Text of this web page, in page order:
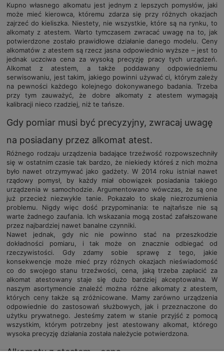
Kupno własnego alkomatu jest jednym z lepszych pomysłów, jaki
może mieć kierowca, któremu zdarza się przy różnych okazjach
zajrzeć do kieliszka. Niestety, nie wszystkie, które są na rynku, to
alkomaty z atestem. Warto tymczasem zwracać uwagę na to, jak
potwierdzone zostało prawidłowe działanie danego modelu. Ceny
alkomatów z atestem są rzecz jasna odpowiednio wyższe – jest to
jednak uczciwa cena za wysoką precyzję pracy tych urządzeń.
Alkomat z atestem, a także poddawany odpowiedniemu
serwisowaniu, jest takim, jakiego powinni używać ci, którym zależy
na pewności każdego kolejnego dokonywanego badania. Trzeba
przy tym zauważyć, że dobre alkomaty z atestem wymagają
kalibracji nieco rzadziej, niż te tańsze.
Gdy pomiar musi być precyzyjny, zwracaj uwagę
na posiadany przez alkomat atest.
Różnego rodzaju urządzenia badające trzeźwość rozpowszechniły
się w ostatnim czasie tak bardzo, że niekiedy któreś z nich można
było nawet otrzymywać jako gadżety. W 2014 roku istniał nawet
rządowy pomysł, by każdy miał obowiązek posiadania takiego
urządzenia w samochodzie. Argumentowano wówczas, że są one
już przecież niezwykle tanie. Pokazało to skalę niezrozumienia
problemu. Nigdy więc dość przypominania: te najtańsze nie są
warte żadnego zaufania. Ich wskazania mogą zostać zafałszowane
przez najbardziej nawet banalne czynniki.
Nawet jednak, gdy nic nie powinno stać na przeszkodzie
dokładności pomiaru, i tak może on znacznie odbiegać od
rzeczywistości. Gdy zdamy sobie sprawę z tego, jakie
konsekwencje może mieć przy różnych okazjach nieświadomość
co do swojego stanu trzeźwości, cena, jaką trzeba zapłacić za
alkomat atestowany staje się dużo bardziej akceptowalna. W
naszym asortymencie znaleźć można różne alkomaty z atestem,
których ceny także są zróżnicowane. Mamy zarówno urządzenia
odpowiednie do zastosowań służbowych, jak i przeznaczone do
użytku prywatnego. Jesteśmy zatem w stanie przyjść z pomocą
wszystkim, którym potrzebny jest atestowany alkomat, którego
wysoka precyzję działania została należycie potwierdzona.
Alkomaty z atestem – cena